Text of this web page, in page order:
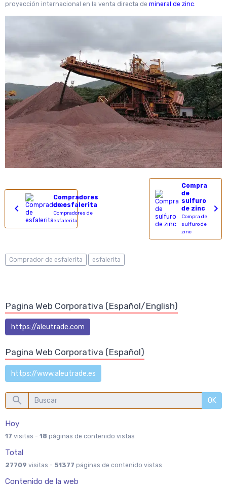
proyección internacional en la venta directa de mineral de zinc.
Compradores
de esfalerita
Compradores de
esfalerita
Compra
de
sulfuro
de zinc
Compra de
sulfuro de
zinc
Comprador de esfalerita esfalerita
Pagina Web Corporativa (Español/English)
https://aleutrade.com
Pagina Web Corporativa (Español)
https://www.aleutrade.es
OK
Hoy
17 visitas - 18 páginas de contenido vistas
Total
27709 visitas - 51377 páginas de contenido vistas
Contenido de la web